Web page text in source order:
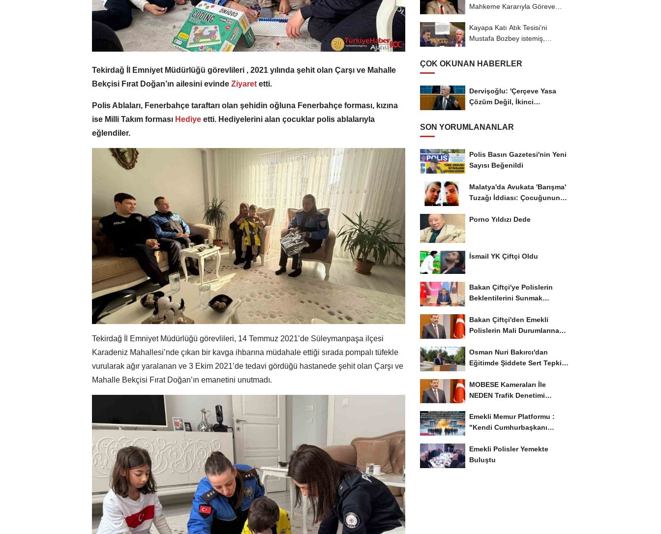
Tekirdağ İl Emniyet Müdürlüğü görevlileri , 2021 yılında şehit olan Çarşı ve Mahalle
Bekçisi Fırat Doğan’ın ailesini evinde Ziyaret etti.
Polis Ablaları, Fenerbahçe taraftarı olan şehidin oğluna Fenerbahçe forması, kızına
ise Milli Takım forması Hediye etti. Hediyelerini alan çocuklar polis ablalarıyla
eğlendiler.
Tekirdağ İl Emniyet Müdürlüğü görevlileri, 14 Temmuz 2021’de Süleymanpaşa ilçesi
Karadeniz Mahallesi’nde çıkan bir kavga ihbarına müdahale ettiği sırada pompalı tüfekle
vurularak ağır yaralanan ve 3 Ekim 2021’de tedavi gördüğü hastanede şehit olan Çarşı ve
Mahalle Bekçisi Fırat Doğan’ın emanetini unutmadı.
Mahkeme Kararıyla Göreve
Kayapa Katı Atık Tesisi’ni
Mustafa Bozbey istemiş,
ÇOK OKUNAN HABERLER
Dervişoğlu: 'Çerçeve Yasa
Çözüm Değil, İkinci
SON YORUMLANANLAR
Polis Basın Gazetesi'nin Yeni
Sayısı Beğenildi
Malatya'da Avukata 'Barışma'
Tuzağı İddiası: Çocuğunun
Porno Yıldızı Dede
İsmail YK Çiftçi Oldu
Bakan Çiftçi'ye Polislerin
Beklentilerini Sunmak
Bakan Çiftçi'den Emekli
Polislerin Mali Durumlarına
Osman Nuri Bakırcı'dan
Eğitimde Şiddete Sert Tepki:
MOBESE Kameraları İle
NEDEN Trafik Denetimi
Emekli Memur Platformu :
"Kendi Cumhurbaşkanı
Emekli Polisler Yemekte
Buluştu